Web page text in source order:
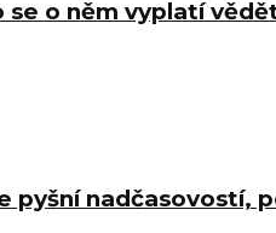
se o něm vyplatí
pyšní